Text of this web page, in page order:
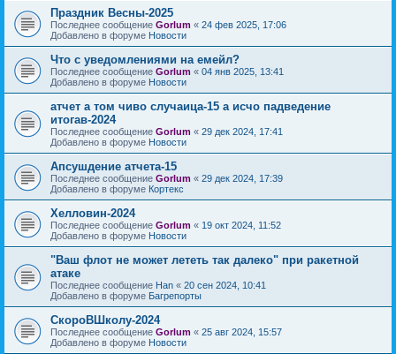
Праздник Весны-2025
Последнее сообщение Gorlum « 24 фев 2025, 17:06
Добавлено в форуме Новости
Что с уведомлениями на емейл?
Последнее сообщение Gorlum « 04 янв 2025, 13:41
Добавлено в форуме Новости
атчет а том чиво случаица-15 а исчо падведение
итогав-2024
Последнее сообщение Gorlum « 29 дек 2024, 17:41
Добавлено в форуме Новости
Апсушдение атчета-15
Последнее сообщение Gorlum « 29 дек 2024, 17:39
Добавлено в форуме Кортекс
Хелловин-2024
Последнее сообщение Gorlum « 19 окт 2024, 11:52
Добавлено в форуме Новости
"Ваш флот не может лететь так далеко" при ракетной
атаке
Последнее сообщение Han « 20 сен 2024, 10:41
Добавлено в форуме Багрепорты
СкороВШколу-2024
Последнее сообщение Gorlum « 25 авг 2024, 15:57
Добавлено в форуме Новости